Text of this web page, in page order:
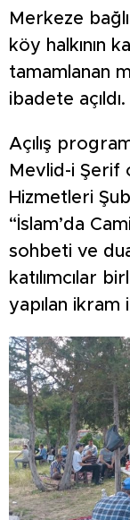
Merkeze
köy halkının
tamamlanan
ibadete açıldı.
Açılış
Mevlid-i Şerif
Hizmetleri
“İslam’da
sohbeti ve
katılımcılar
yapılan